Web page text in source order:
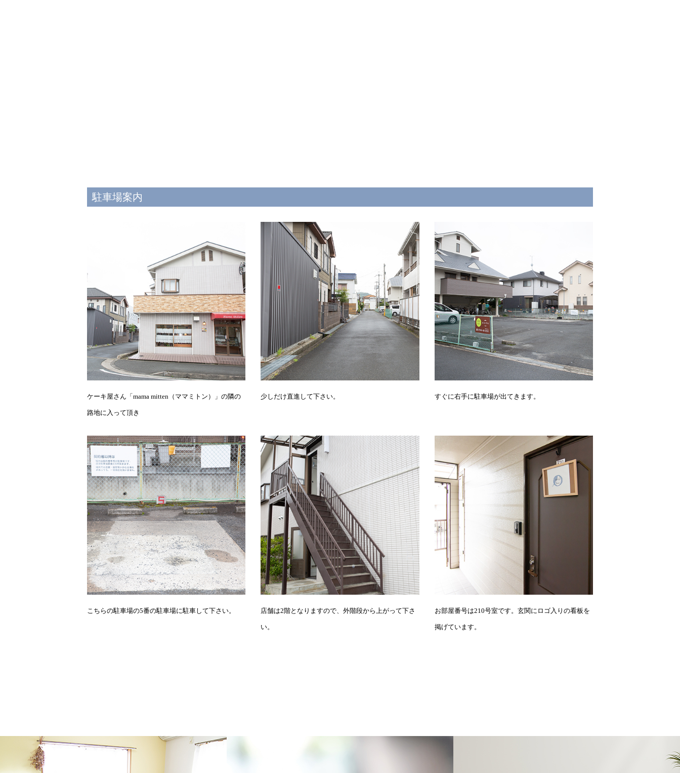
駐車場案内
ケーキ屋さん「mama mitten（ママミトン）」の隣の
路地に入って頂き
少しだけ直進して下さい。 すぐに右手に駐車場が出てきます。
こちらの駐車場の5番の駐車場に駐車して下さい。 店舗は2階となりますので、外階段から上がって下さ
い。
お部屋番号は210号室です。玄関にロゴ入りの看板を
掲げています。